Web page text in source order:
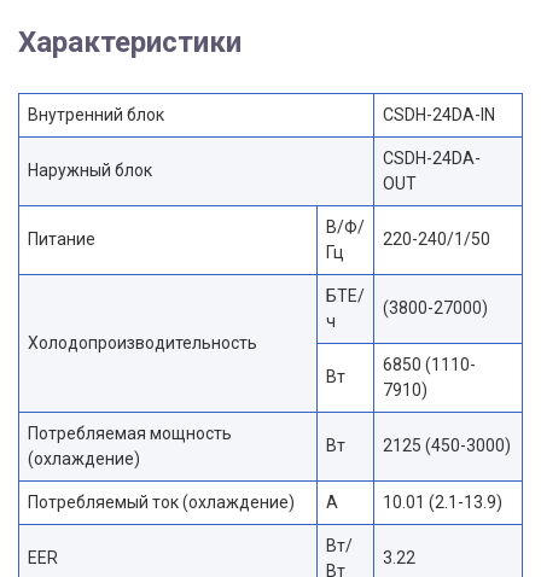
Характеристики
Внутренний блок CSDH-24DA-IN
Наружный блок
CSDH-24DA-
OUT
Питание
В/Ф/
Гц
220-240/1/50
Холодопроизводительность
БТЕ/
ч
(3800-27000)
Вт
6850 (1110-
7910)
Потребляемая мощность
(охлаждение)
Вт 2125 (450-3000)
Потребляемый ток (охлаждение) А 10.01 (2.1-13.9)
EER
Вт/
Вт
3.22